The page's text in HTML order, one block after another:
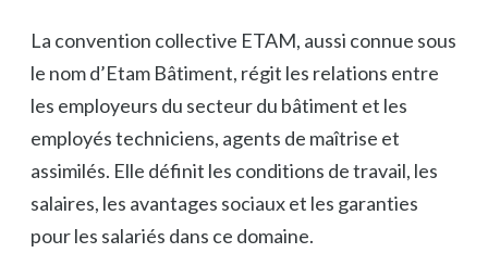
La convention collective ETAM, aussi connue sous
le nom d’Etam Bâtiment, régit les relations entre
les employeurs du secteur du bâtiment et les
employés techniciens, agents de maîtrise et
assimilés. Elle définit les conditions de travail, les
salaires, les avantages sociaux et les garanties
pour les salariés dans ce domaine.